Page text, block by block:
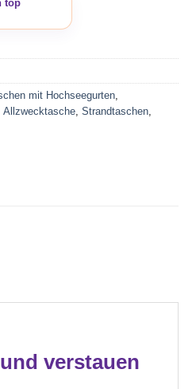
mit Hochseegurten,
Allzwecktasche, Strandtaschen,
verstauen